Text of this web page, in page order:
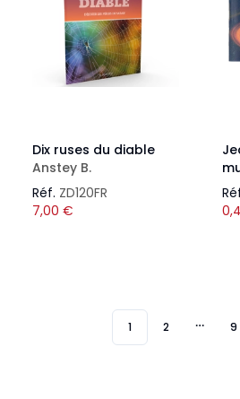
Dix ruses du diable
Anstey B.
Réf. ZD120FR
7,00 €
1 2 9